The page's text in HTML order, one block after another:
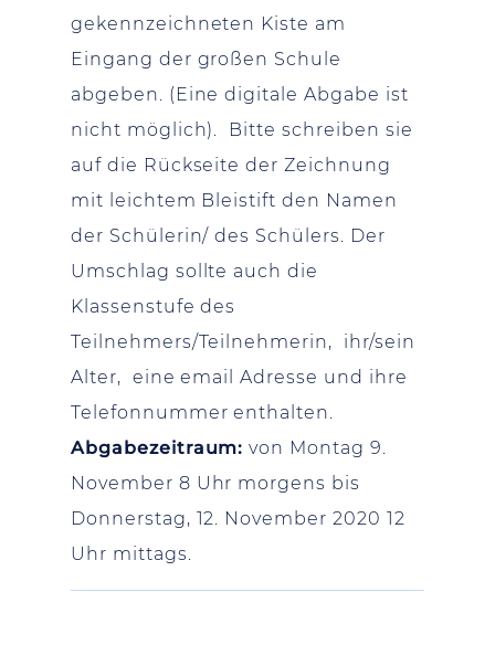
gekennzeichneten Kiste am
Eingang der großen Schule
abgeben. (Eine digitale Abgabe ist
nicht möglich). Bitte schreiben sie
auf die Rückseite der Zeichnung
mit leichtem Bleistift den Namen
der Schülerin/ des Schülers. Der
Umschlag sollte auch die
Klassenstufe des
Teilnehmers/Teilnehmerin, ihr/sein
Alter, eine email Adresse und ihre
Telefonnummer enthalten.
Abgabezeitraum:von Montag 9.
November 8 Uhr morgens bis
Donnerstag, 12. November 2020 12
Uhr mittags.